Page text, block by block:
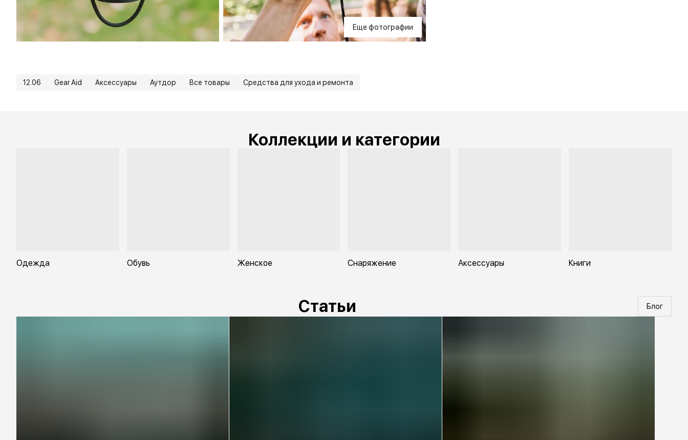
Еще фотографии
12.06 Gear Aid Аксессуары Аутдор Все товары Средства для ухода и ремонта
Коллекции и категории
Одежда Обувь Женское Снаряжение Аксессуары Книги
Статьи Блог